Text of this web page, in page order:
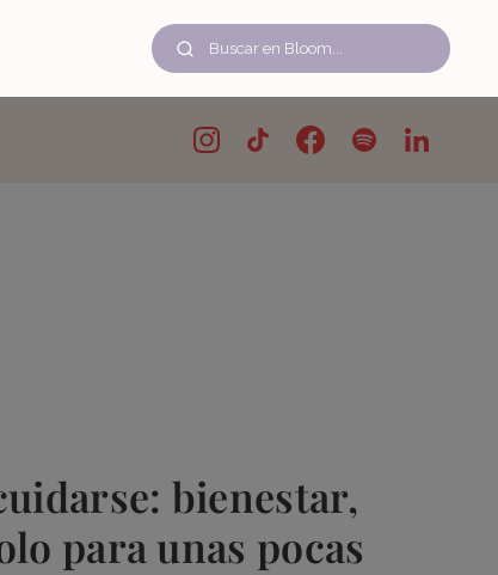
bienestar,
para unas pocas